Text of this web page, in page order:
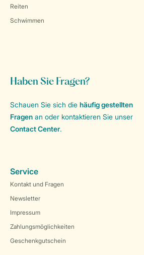
Reiten
Schwimmen
Haben Sie Fragen?
Schauen Sie sich die häufig gestellten
Fragen an oder kontaktieren Sie unser
Contact Center.
Service
Kontakt und Fragen
Newsletter
Impressum
Zahlungsmöglichkeiten
Geschenkgutschein